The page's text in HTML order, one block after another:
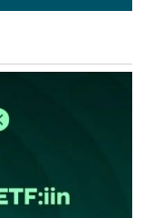
kirjautua